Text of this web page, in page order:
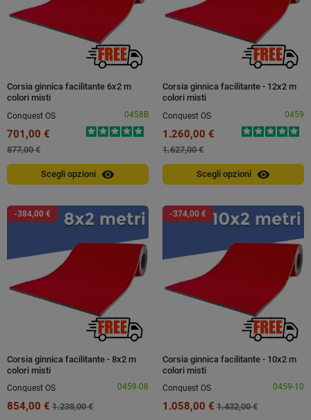
Corsia ginnica facilitante 6x2 m
colori misti
Conquest OS
0458B
701,00 €
877,00 €
Scegli opzioni visibility
Corsia ginnica facilitante - 12x2 m
colori misti
Conquest OS
0459
1.260,00 €
1.627,00 €
Scegli opzioni visibility
-384,00 €
Corsia ginnica facilitante - 8x2 m
colori misti
Conquest OS
0459-08
854,00 € 1.238,00 €
-374,00 €
Corsia ginnica facilitante - 10x2 m
colori misti
Conquest OS
0459-10
1.058,00 € 1.432,00 €